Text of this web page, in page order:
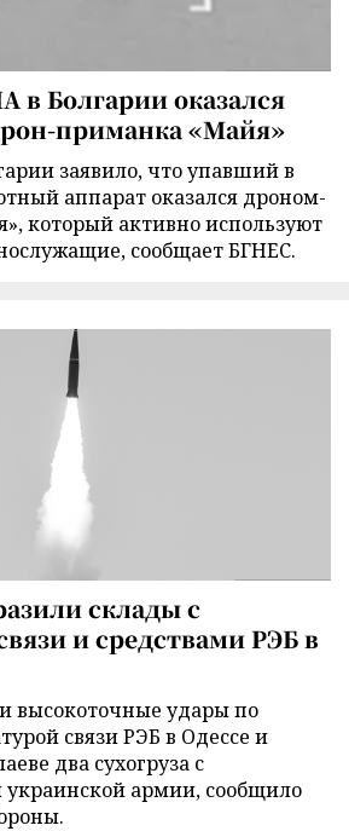
Болгарии оказался
приманка «Майя»
заявило, что упавший в
аппарат оказался дроном-
который активно используют
сообщает БГНЕС.
склады с
и средствами РЭБ в
высокоточные удары по
связи РЭБ в Одессе и
два сухогруза с
армии, сообщило